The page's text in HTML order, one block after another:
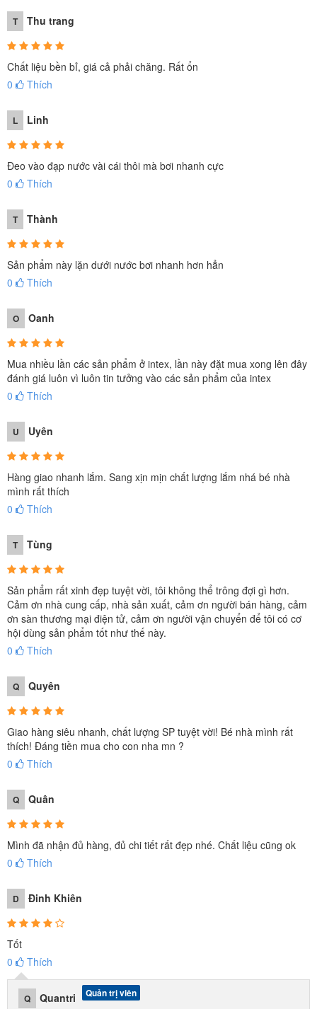
T Thu trang
Chất liệu bền bỉ, giá cả phải chăng. Rất ổn
0
Thích
L Linh
Đeo vào đạp nước vài cái thôi mà bơi nhanh cực
0
Thích
T Thành
Sản phẩm này lặn dưới nước bơi nhanh hơn hẳn
0
Thích
O Oanh
Mua nhiều lần các sản phẩm ở intex, lần này đặt mua xong lên đây
đánh giá luôn vì luôn tin tưởng vào các sản phẩm của intex
0
Thích
U Uyên
Hàng giao nhanh lắm. Sang xịn mịn chất lượng lắm nhá bé nhà
mình rất thích
0
Thích
T Tùng
Sản phẩm rất xinh đẹp tuyệt vời, tôi không thể trông đợi gì hơn.
Cảm ơn nhà cung cấp, nhà sản xuất, cảm ơn người bán hàng, cảm
ơn sàn thương mại điện tử, cảm ơn người vận chuyển để tôi có cơ
hội dùng sản phẩm tốt như thế này.
0
Thích
Q Quyên
Giao hàng siêu nhanh, chất lượng SP tuyệt vời! Bé nhà mình rất
thích! Đáng tiền mua cho con nha mn ?
0
Thích
Q Quân
Mình đã nhận đủ hàng, đủ chi tiết rất đẹp nhé. Chất liệu cũng ok
0
Thích
D Đinh Khiên
Tốt
0
Thích
Q Quantri Quản trị viên